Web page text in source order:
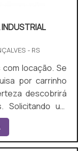
- RS
locação. Se
por carrinho
descobrirá
Solicitando um
de divulgação
do segmento, a